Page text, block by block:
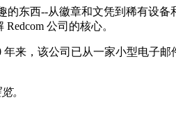
东西--从徽章和文凭到稀有设备
公司的核心。
来，该公司已从一家小型电子邮
。